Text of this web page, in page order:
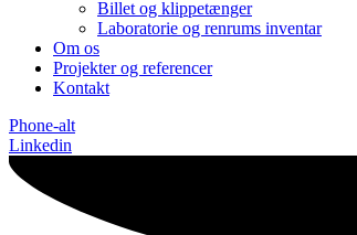
Billet og klippetænger
Laboratorie og renrums inventar
Om os
Projekter og referencer
Kontakt
Phone-alt
Linkedin